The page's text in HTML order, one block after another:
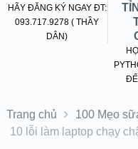
HÃY ĐĂNG KÝ NGAY ĐT:
093.717.9278 ( THẦY
DÂN)
Trang chủ
100 Mẹo
10 lỗi làm laptop chạy